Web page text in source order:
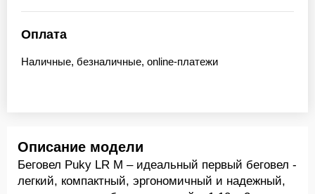
Оплата
Наличные, безналичные, online-платежи
Описание модели
Беговел Puky LR M – идеальный первый беговел -
легкий, компактный, эргономичный и надежный,